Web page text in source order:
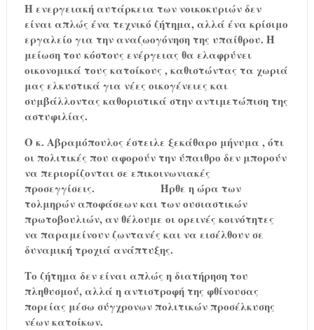
Η ενεργειακή αυτάρκεια των νοικοκυριών δεν
είναι απλώς ένα τεχνικό ζήτημα, αλλά ένα κρίσιμο
εργαλείο για την αναζωογόνηση της υπαίθρου. Η
μείωση του κόστους ενέργειας θα ελαφρύνει
οικονομικά τους κατοίκους , καθιστώντας τα χωριά
μας ελκυστικά για νέες οικογένειες και
συμβάλλοντας καθοριστικά στην αντιμετώπιση της
αστυφιλίας.
Ο κ. Αβραμόπουλος έστειλε ξεκάθαρο μήνυμα , ότι
οι πολιτικές που αφορούν την ύπαιθρο δεν μπορούν
να περιορίζονται σε επικοινωνιακές
προσεγγίσεις.
Ήρθε η ώρα των
τολμηρών αποφάσεων και των ουσιαστικών
πρωτοβουλιών, αν θέλουμε οι ορεινές κοινότητες
να παραμείνουν ζωντανές και να εισέλθουν σε
δυναμική τροχιά ανάπτυξης.
Το ζήτημα δεν είναι απλώς η διατήρηση του
πληθυσμού, αλλά η αντιστροφή της φθίνουσας
πορείας μέσω σύγχρονων πολιτικών προσέλκυσης
νέων κατοίκων.